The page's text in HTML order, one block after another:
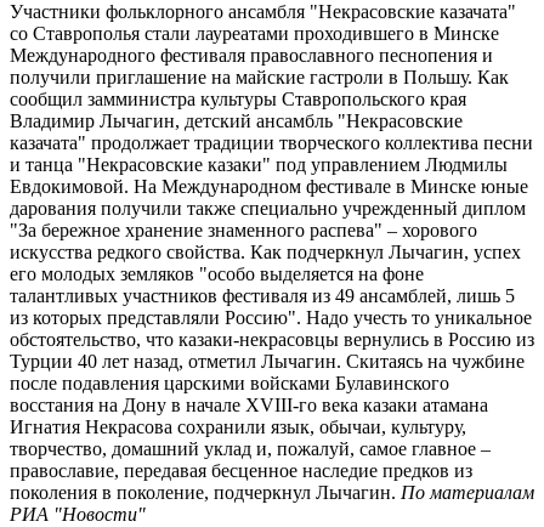
Участники фольклорного ансамбля "Некрасовские казачата"
со Ставрополья стали лауреатами проходившего в Минске
Международного фестиваля православного песнопения и
получили приглашение на майские гастроли в Польшу. Как
сообщил замминистра культуры Ставропольского края
Владимир Лычагин, детский ансамбль "Некрасовские
казачата" продолжает традиции творческого коллектива песни
и танца "Некрасовские казаки" под управлением Людмилы
Евдокимовой. На Международном фестивале в Минске юные
дарования получили также специально учрежденный диплом
"За бережное хранение знаменного распева" – хорового
искусства редкого свойства. Как подчеркнул Лычагин, успех
его молодых земляков "особо выделяется на фоне
талантливых участников фестиваля из 49 ансамблей, лишь 5
из которых представляли Россию". Надо учесть то уникальное
обстоятельство, что казаки-некрасовцы вернулись в Россию из
Турции 40 лет назад, отметил Лычагин. Скитаясь на чужбине
после подавления царскими войсками Булавинского
восстания на Дону в начале XVIII-го века казаки атамана
Игнатия Некрасова сохранили язык, обычаи, культуру,
творчество, домашний уклад и, пожалуй, самое главное –
православие, передавая бесценное наследие предков из
поколения в поколение, подчеркнул Лычагин. По материалам
РИА "Новости"